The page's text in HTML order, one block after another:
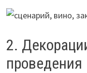
2.
проведения